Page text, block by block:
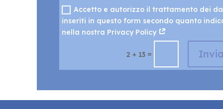
Accetto e autorizzo il trattamento dei
inseriti in questo form secondo quanto
nella nostra Privacy Policy
2 + 13 =